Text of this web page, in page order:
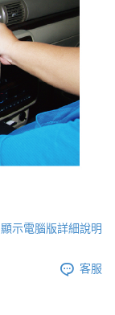
顯示電腦版詳細說明
客服